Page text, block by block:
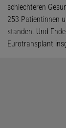
schlechteren
253 Patientinnen
standen. Und
Eurotransplant